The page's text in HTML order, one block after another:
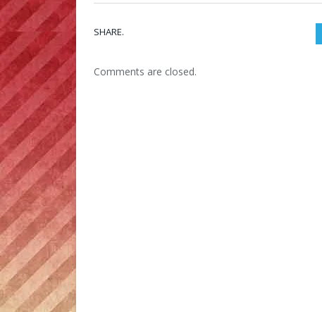
SHARE.
Comments are closed.